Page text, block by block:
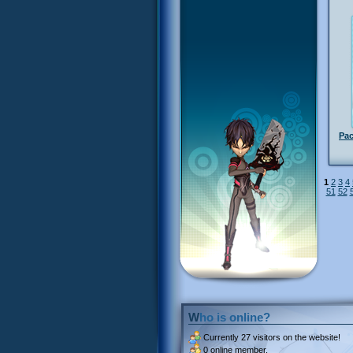
1 2 3 4
51 52
Who is online?
Currently 27 visitors on the website!
0 online member.